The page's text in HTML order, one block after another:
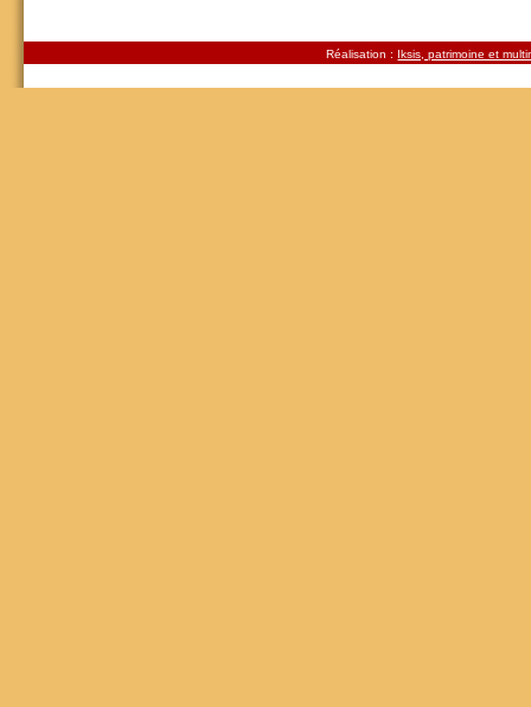
Réalisation : Iksis, patrimoine et